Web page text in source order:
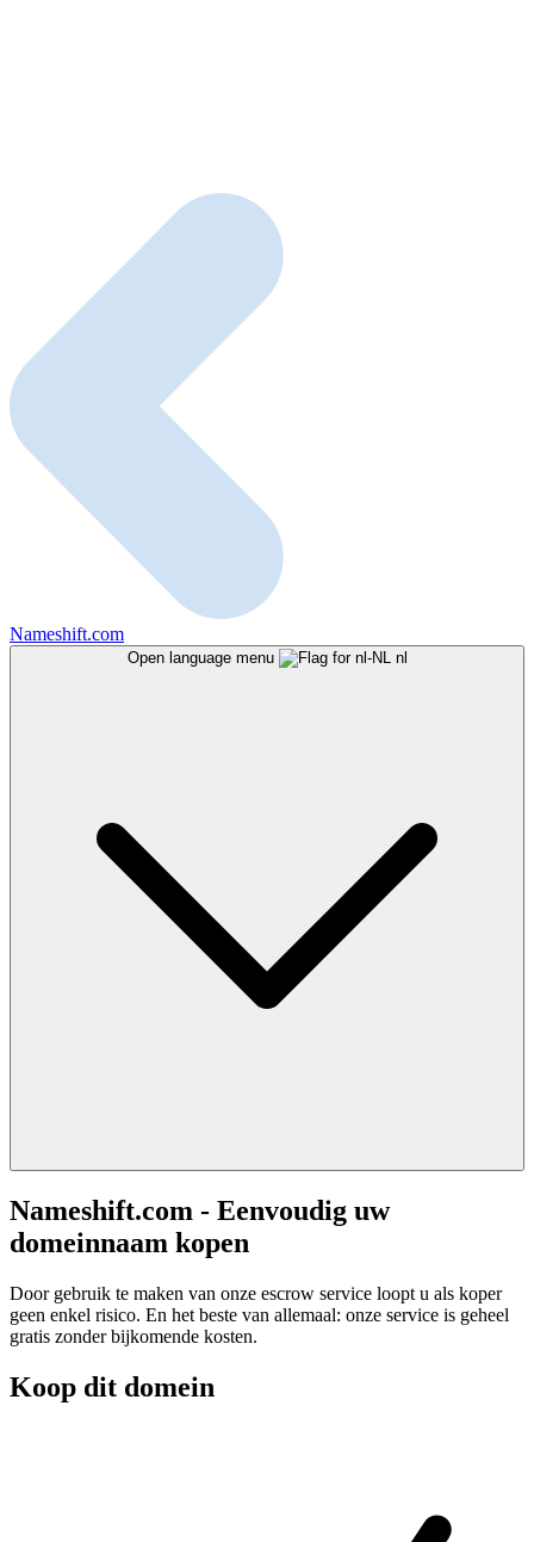
Nameshift.com
Open language menu nl
Nameshift.com - Eenvoudig uw
domeinnaam kopen
Door gebruik te maken van onze escrow service loopt u als koper
geen enkel risico. En het beste van allemaal: onze service is geheel
gratis zonder bijkomende kosten.
Koop dit domein